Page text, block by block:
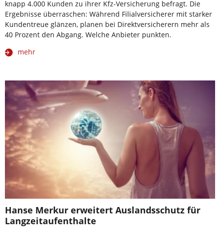
knapp 4.000 Kunden zu ihrer Kfz-Versicherung befragt. Die
Ergebnisse überraschen: Während Filialversicherer mit starker
Kundentreue glänzen, planen bei Direktversicherern mehr als
40 Prozent den Abgang. Welche Anbieter punkten.
mehr
Hanse Merkur erweitert Auslandsschutz für
Langzeitaufenthalte